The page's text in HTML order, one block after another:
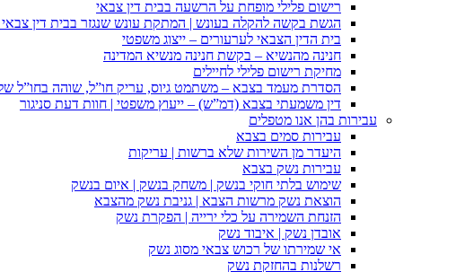
רישום פלילי מופחת על הרשעה בבית דין צבאי
הגשת בקשה להקלה בעונש | המתקת עונש שנגזר בבית דין
בית הדין הצבאי לערעורים – ייצוג משפטי
חנינה מהנשיא – בקשת חנינה מנשיא המדינה
מחיקת רישום פלילי לחיילים
הסדרת מעמד בצבא – משתמט גיוס, עריק חו”ל, שוהה בחו”ל
דין משמעתי בצבא (דמ”ש) – ייעוץ משפטי | חוות דעת סניגור
עבירות בהן אנו מטפלים
עבירות סמים בצבא
היעדר מן השירות שלא ברשות | עריקות
עבירות נשק בצבא
שימוש בלתי חוקי בנשק | משחק בנשק | איום בנשק
הוצאת נשק מרשות הצבא | גניבת נשק מהצבא
הזנחת השמירה על כלי ירייה | הפקרת נשק
אובדן נשק | איבוד נשק
אי שמירתו של רכוש צבאי מסוג נשק
רשלנות בהחזקת נשק